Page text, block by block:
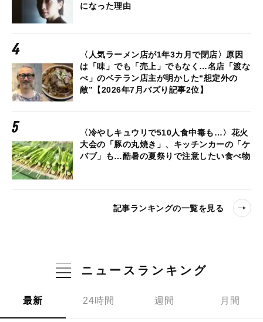
になった理由
〈人気ラーメン店が1年3カ月で閉店〉原因
は「味」でも「売上」でもなく…名店「渡な
べ」のベテラン店主が明かした“想定外の
敵”【2026年7月バズり記事2位】
〈冷やしキュウリで510人食中毒も…〉花火
大会の「豚の丸焼き」、キッチンカーの「ケ
バブ」も…酷暑の夏祭りで注意したい食べ物
記事ランキングの一覧を見る
ニュースランキング
最新 24時間 週間 月間